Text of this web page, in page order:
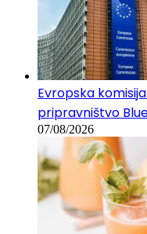
Evropska
pripravništvo
07/08/2026